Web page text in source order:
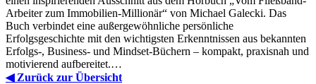
Arbeiter zum Immobilien-Millionär“ von Michael Galecki. Das
Buch verbindet eine außergewöhnliche persönliche
Erfolgsgeschichte mit den wichtigsten Erkenntnissen aus bekannten
Erfolgs-, Business- und Mindset-Büchern – kompakt, praxisnah und
motivierend aufbereitet.…
◀ Zurück zur Übersicht